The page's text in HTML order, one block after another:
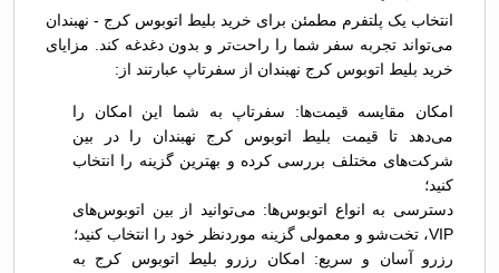
انتخاب یک پلتفرم مطمئن برای خرید بلیط اتوبوس کرج - نهبندان
می‌تواند تجربه سفر شما را راحت‌تر و بدون دغدغه کند. مزایای
خرید بلیط اتوبوس کرج نهبندان از سفرتاپ عبارتند از:
امکان مقایسه قیمت‌ها: سفرتاپ به شما این امکان را
می‌دهد تا قیمت بلیط اتوبوس کرج نهبندان را در بین
شرکت‌های مختلف بررسی کرده و بهترین گزینه را انتخاب
کنید؛
دسترسی به انواع اتوبوس‌ها: می‌توانید از بین اتوبوس‌های
VIP، تخت‌شو و معمولی گزینه موردنظر خود را انتخاب کنید؛
رزرو آسان و سریع: امکان رزرو بلیط اتوبوس کرج به